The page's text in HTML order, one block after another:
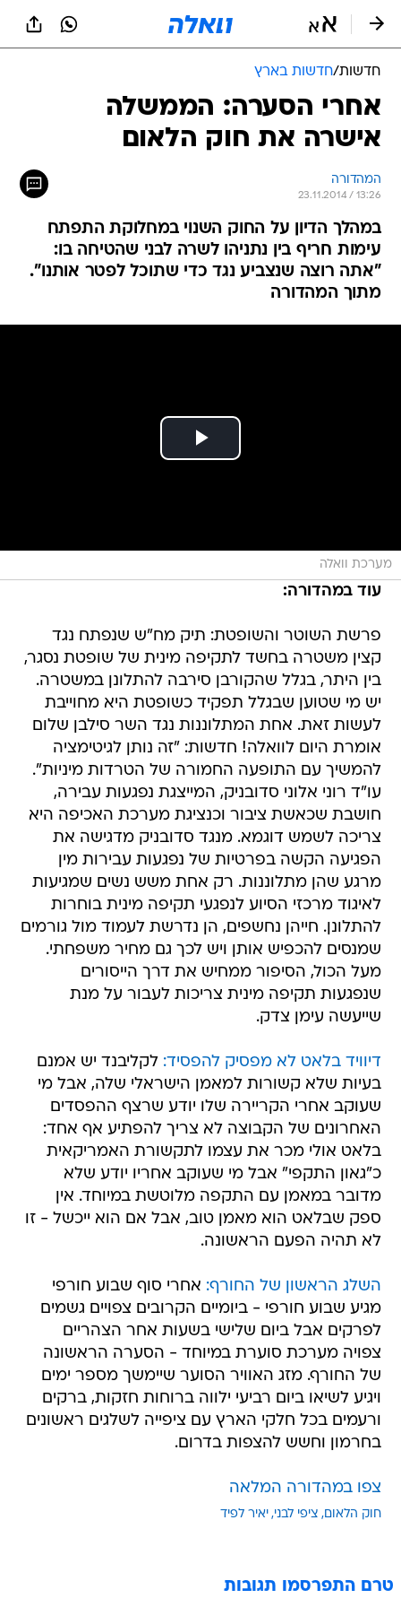
חדשות/חדשות בארץ
אחרי הסערה: הממשלה
אישרה את חוק הלאום
המהדורה
23.11.2014 / 13:26
במהלך הדיון על החוק השנוי במחלוקת התפתח
עימות חריף בין נתניהו לשרה לבני שהטיחה בו:
"אתה רוצה שנצביע נגד כדי שתוכל לפטר אותנו".
מתוך המהדורה
מערכת וואלה
עוד במהדורה:
פרשת השוטר והשופטת: תיק מח"ש שנפתח נגד
קצין משטרה בחשד לתקיפה מינית של שופטת נסגר,
בין היתר, בגלל שהקורבן סירבה להתלונן במשטרה.
יש מי שטוען שבגלל תפקיד כשופטת היא מחוייבת
לעשות זאת. אחת המתלוננות נגד השר סילבן שלום
אומרת היום לוואלה! חדשות: "זה נותן לגיטימציה
להמשיך עם התופעה החמורה של הטרדות מיניות".
עו"ד רוני אלוני סדובניק, המייצגת נפגעות עבירה,
חושבת שכאשת ציבור וכנציגת מערכת האכיפה היא
צריכה לשמש דוגמא. מנגד סדובניק מדגישה את
הפגיעה הקשה בפרטיות של נפגעות עבירות מין
מרגע שהן מתלוננות. רק אחת משש נשים שמגיעות
לאיגוד מרכזי הסיוע לנפגעי תקיפה מינית בוחרות
להתלונן. חייהן נחשפים, הן נדרשת לעמוד מול גורמים
שמנסים להכפיש אותן ויש לכך גם מחיר משפחתי.
מעל הכול, הסיפור ממחיש את דרך הייסורים
שנפגעות תקיפה מינית צריכות לעבור על מנת
שייעשה עימן צדק.
דיוויד בלאט לא מפסיק להפסיד: לקליבנד יש אמנם
בעיות שלא קשורות למאמן הישראלי שלה, אבל מי
שעוקב אחרי הקריירה שלו יודע שרצף ההפסדים
האחרונים של הקבוצה לא צריך להפתיע אף אחד:
בלאט אולי מכר את עצמו לתקשורת האמריקאית
כ"גאון התקפי" אבל מי שעוקב אחריו יודע שלא
מדובר במאמן עם התקפה מלוטשת במיוחד. אין
ספק שבלאט הוא מאמן טוב, אבל אם הוא ייכשל - זו
לא תהיה הפעם הראשונה.
השלג הראשון של החורף: אחרי סוף שבוע חורפי
מגיע שבוע חורפי - ביומיים הקרובים צפויים גשמים
לפרקים אבל ביום שלישי בשעות אחר הצהריים
צפויה מערכת סוערת במיוחד - הסערה הראשונה
של החורף. מזג האוויר הסוער שיימשך מספר ימים
ויגיע לשיאו ביום רביעי ילווה ברוחות חזקות, ברקים
ורעמים בכל חלקי הארץ עם ציפייה לשלגים ראשונים
בחרמון וחשש להצפות בדרום.
צפו במהדורה המלאה
חוק הלאום ציפי לבני יאיר לפיד
טרם התפרסמו תגובות